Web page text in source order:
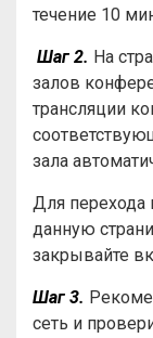
течение 10
Шаг 2. На
залов
трансляции
зала
Для перехода
данную
закрывайте
Шаг 3.
сеть и